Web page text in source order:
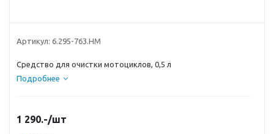
Артикул: 6.295-763.НМ
Средство для очистки мотоциклов, 0,5 л
Подробнее
1 290.-/шт